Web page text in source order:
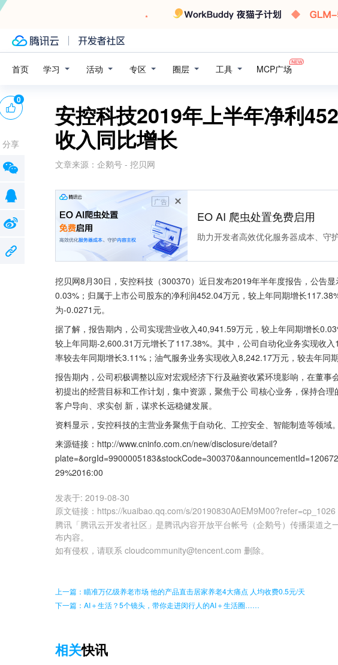
首页 学习 活动 专区 圈层 工具 MCP广场
安控科技2019年上半年净利
收入同比增长
文章来源： 企鹅号 - 挖贝网
广告
EO AI 爬虫处置免费启用
助力开发者高效优化服务器成本、守
挖贝网8月30日，安控科技（300370）近日发布2019年半年度报告，公告
0.03%；归属于上市公司股东的净利润452.04万元，较上年同期增长
为-0.0271元。
据了解，报告期内，公司实现营业收入40,941.59万元，较上年同期增长
较上年同期-2,600.31万元增长了117.38%。其中，公司自动化业务实现收
率较去年同期增长3.11%；油气服务业务实现收入8,242.17万元，较去年同期
报告期内，公司积极调整以应对宏观经济下行及融资收紧环境影响，在董
初提出的经营目标和工作计划，集中资源，聚焦于公 司核心业务，保持合
客户导向、求实创 新，谋求长远稳健发展。
资料显示，安控科技的主营业务聚焦于自动化、工控安全、智能制造等领域。
来源链接：http://www.cninfo.com.cn/new/disclosure/detail?
29%2016:00
发表于: 2019-08-30
原文链接 ： https://kuaibao.qq.com/s/20190830A0EM9M00?refer=cp_1026
腾讯「腾讯云开发者社区」是腾讯内容开放平台帐号（企鹅号）传播渠道之
布内容。
如有侵权，请联系 cloudcommunity@tencent.com 删除。
0
分享
上一篇：瞄准万亿级养老市场 他的产品直击居家养老4大痛点 人均收费0.5元/天
下一篇：AI＋生活？5个镜头，带你走进闵行人的AI＋生活圈……
相关快讯